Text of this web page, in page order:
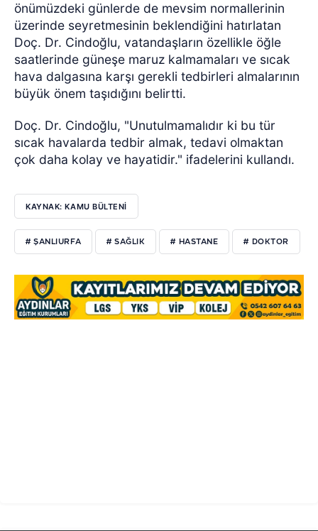
önümüzdeki günlerde de mevsim normallerinin
üzerinde seyretmesinin beklendiğini hatırlatan
Doç. Dr. Cindoğlu, vatandaşların özellikle öğle
saatlerinde güneşe maruz kalmamaları ve sıcak
hava dalgasına karşı gerekli tedbirleri almalarının
büyük önem taşıdığını belirtti.
Doç. Dr. Cindoğlu, "Unutulmamalıdır ki bu tür
sıcak havalarda tedbir almak, tedavi olmaktan
çok daha kolay ve hayatidir." ifadelerini kullandı.
KAYNAK: KAMU BÜLTENİ
# ŞANLIURFA # SAĞLIK # HASTANE # DOKTOR